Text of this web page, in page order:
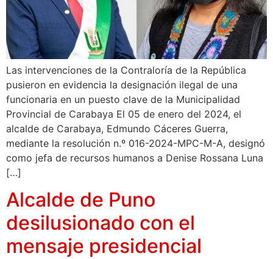
Las intervenciones de la Contraloría de la República
pusieron en evidencia la designación ilegal de una
funcionaria en un puesto clave de la Municipalidad
Provincial de Carabaya El 05 de enero del 2024, el
alcalde de Carabaya, Edmundo Cáceres Guerra,
mediante la resolución n.º 016-2024-MPC-M-A, designó
como jefa de recursos humanos a Denise Rossana Luna
[…]
Alcalde de Puno
desilusionado con el
mensaje presidencial